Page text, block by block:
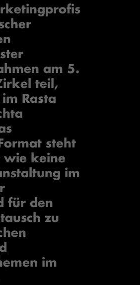
am 5.
teil,
Rasta
steht
keine
im
für den
zu
im